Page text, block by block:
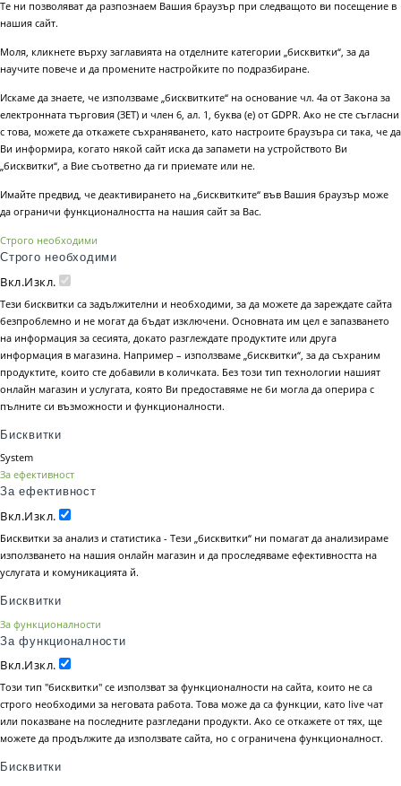
Те ни позволяват да разпознаем Вашия браузър при следващото ви посещение в
нашия сайт.
Моля, кликнете върху заглавията на отделните категории „бисквитки“, за да
научите повече и да промените настройките по подразбиране.
Искаме да знаете, че използваме „бисквитките“ на основание чл. 4а от Закона за
електронната търговия (ЗЕТ) и член 6, ал. 1, буква (е) от GDPR. Ако не сте съгласни
с това, можете да откажете съхраняването, като настроите браузъра си така, че да
Ви информира, когато някой сайт иска да запамети на устройството Ви
„бисквитки“, а Вие съответно да ги приемате или не.
Имайте предвид, че деактивирането на „бисквитките“ във Вашия браузър може
да ограничи функционалността на нашия сайт за Вас.
Строго необходими
Строго необходими
Вкл.Изкл.
Тези бисквитки са задължителни и необходими, за да можете да зареждате сайта
безпроблемно и не могат да бъдат изключени. Основната им цел е запазването
на информация за сесията, докато разглеждате продуктите или друга
информация в магазина. Например – използваме „бисквитки“, за да съхраним
продуктите, които сте добавили в количката. Без този тип технологии нашият
онлайн магазин и услугата, която Ви предоставяме не би могла да оперира с
пълните си възможности и функционалности.
Бисквитки
System
За ефективност
За ефективност
Вкл.Изкл.
Бисквитки за анализ и статистика - Тези „бисквитки“ ни помагат да анализираме
използването на нашия онлайн магазин и да проследяваме ефективността на
услугата и комуникацията й.
Бисквитки
За функционалности
За функционалности
Вкл.Изкл.
Този тип "бисквитки" се използват за функционалности на сайта, които не са
строго необходими за неговата работа. Това може да са функции, като live чат
или показване на последните разгледани продукти. Ако се откажете от тях, ще
можете да продължите да използвате сайта, но с ограничена функционалност.
Бисквитки